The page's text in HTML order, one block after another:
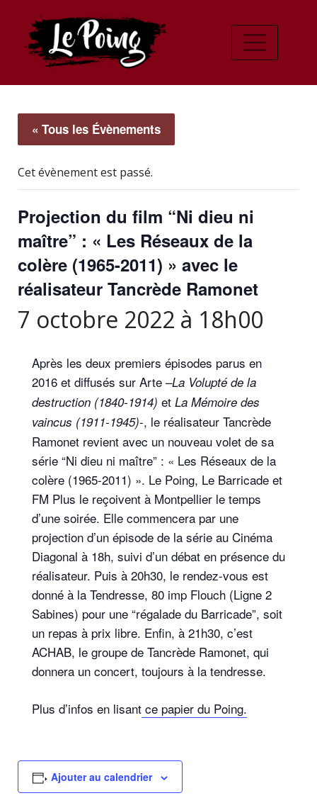
« Tous les Évènements
Cet évènement est passé.
Projection du film “Ni dieu ni
maître” : « Les Réseaux de la
colère (1965-2011) » avec le
réalisateur Tancrède Ramonet
7 octobre 2022 à 18h00
Après les deux premiers épisodes parus en
2016 et diffusés sur Arte –La Volupté de la
destruction (1840-1914) et La Mémoire des
vaincus (1911-1945)-, le réalisateur Tancrède
Ramonet revient avec un nouveau volet de sa
série “Ni dieu ni maître” : « Les Réseaux de la
colère (1965-2011) ». Le Poing, Le Barricade et
FM Plus le reçoivent à Montpellier le temps
d’une soirée. Elle commencera par une
projection d’un épisode de la série au Cinéma
Diagonal à 18h, suivi d’un débat en présence du
réalisateur. Puis à 20h30, le rendez-vous est
donné à la Tendresse, 80 imp Flouch (Ligne 2
Sabines) pour une “régalade du Barricade”, soit
un repas à prix libre. Enfin, à 21h30, c’est
ACHAB, le groupe de Tancrède Ramonet, qui
donnera un concert, toujours à la tendresse.
Plus d’infos en lisant ce papier du Poing.
Ajouter au calendrier